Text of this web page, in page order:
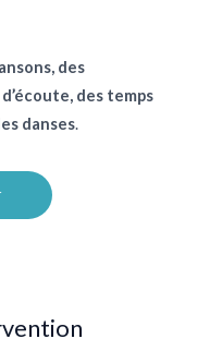
des
des temps
danses.